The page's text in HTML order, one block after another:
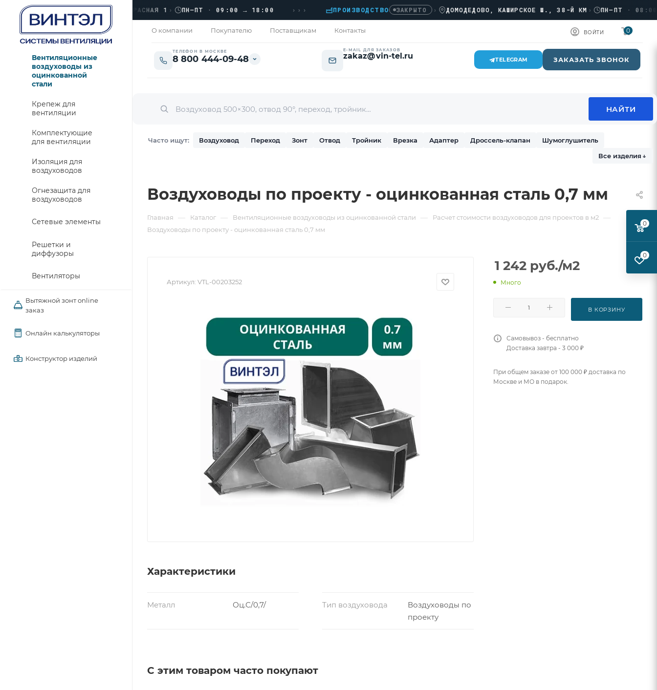
ЗАКРЫТО › ЛЮБЕРЦЫ, УЛ. КРАСНАЯ 1› ПН–ПТ · 09:00 → 18:00 ПРОИЗВОДСТВО ЗАКРЫТО › ДОМОДЕДОВО, КАШИРСКОЕ Ш., 38-Й КМ› ПН–ПТ · 08:00 →
О компании Покупателю Поставщикам Контакты ВОЙТИ 0
ТЕЛЕФОН В МОСКВЕ
8 800 444-09-48
E-MAIL ДЛЯ ЗАКАЗОВ
zakaz@vin-tel.ru TELEGRAM ЗАКАЗАТЬ ЗВОНОК
Часто ищут: Воздуховод Переход Зонт Отвод Тройник Врезка Адаптер Дроссель-клапан
Шумоглушитель
Все изделия ↓
Вентиляционные
воздуховоды из
оцинкованной
стали
Крепеж для
вентиляции
Комплектующие
для вентиляции
Изоляция для
воздуховодов
Огнезащита для
воздуховодов
Сетевые элементы
Решетки и
диффузоры
Вентиляторы
Вытяжной зонт online
заказ
Онлайн калькуляторы
Конструктор изделий
Воздуховоды по проекту - оцинкованная сталь 0,7 мм
Главная — Каталог — Вентиляционные воздуховоды из оцинкованной стали — Расчет стоимости воздуховодов для проектов в м2 —
Воздуховоды по проекту - оцинкованная сталь 0,7 мм
Артикул: VTL-00203252
Характеристики
Металл Оц.С/0,7/ Тип воздуховода
Воздуховоды по
проекту
1 242 руб./м2
Много
В КОРЗИНУ
Самовывоз - бесплатно
Доставка завтра - 3 000 ₽
При общем заказе от 100 000 ₽ доставка по
Москве и МО в подарок.
С этим товаром часто покупают
0
0